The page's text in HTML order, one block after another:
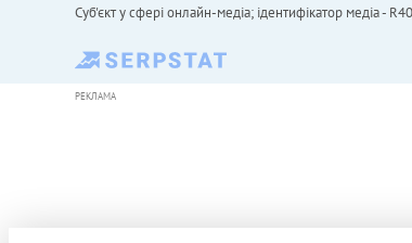
Cуб'єкт у сфері онлайн-медіа; ідентифікатор медіа -
РЕКЛАМА